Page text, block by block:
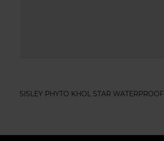
SISLEY PHYTO KHOL STAR WATERPROOF